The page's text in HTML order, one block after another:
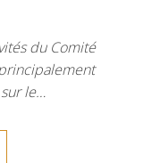
du Comité
le…